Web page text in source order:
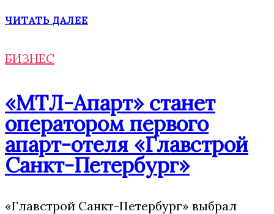
ЧИТАТЬ ДАЛЕЕ
БИЗНЕС
«МТЛ-Апарт» станет
оператором первого
апарт-отеля «Главстрой
Санкт-Петербург»
«Главстрой Санкт-Петербург» выбрал